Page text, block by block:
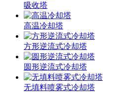
吸收塔
高温冷却塔
方形逆流式冷却塔
圆形逆流式冷却塔
无填料喷雾式冷却塔